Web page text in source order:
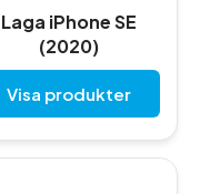
Laga iPhone SE
(2020)
Visa produkter